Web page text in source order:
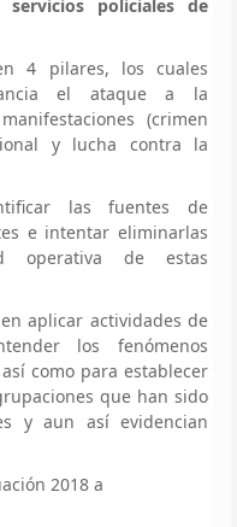
policiales de
4 pilares, los cuales
el ataque a la
(crimen
y lucha contra la
las fuentes de
e intentar eliminarlas
operativa de estas
aplicar actividades de
los fenómenos
como para establecer
que han sido
y aun así evidencian
2018 a